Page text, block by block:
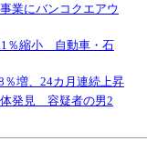
業にバンコクエアウ
％縮小 自動車・石
％増、24カ月連続上昇
体発見 容疑者の男2